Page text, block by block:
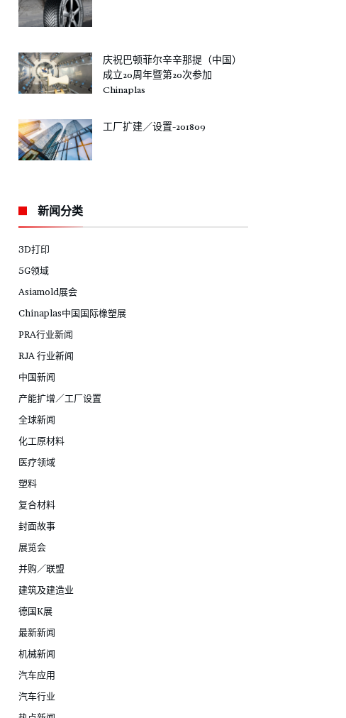
庆祝巴顿菲尔辛辛那提（中国）
成立20周年暨第20次参加
Chinaplas
工厂扩建／设置-201809
新闻分类
3D打印
5G领域
Asiamold展会
Chinaplas中国国际橡塑展
PRA行业新闻
RJA 行业新闻
中国新闻
产能扩增／工厂设置
全球新闻
化工原材料
医疗领域
塑料
复合材料
封面故事
展览会
并购／联盟
建筑及建造业
德国K展
最新新闻
机械新闻
汽车应用
汽车行业